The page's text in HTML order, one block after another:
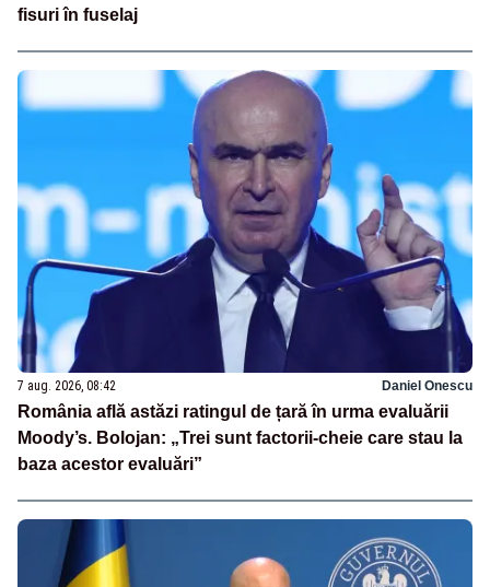
fisuri în fuselaj
7 aug. 2026, 08:42 Daniel Onescu
România află astăzi ratingul de țară în urma evaluării
Moody’s. Bolojan: „Trei sunt factorii-cheie care stau la
baza acestor evaluări”